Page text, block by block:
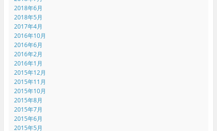
2018年6月
2018年5月
2017年4月
2016年10月
2016年6月
2016年2月
2016年1月
2015年12月
2015年11月
2015年10月
2015年8月
2015年7月
2015年6月
2015年5月